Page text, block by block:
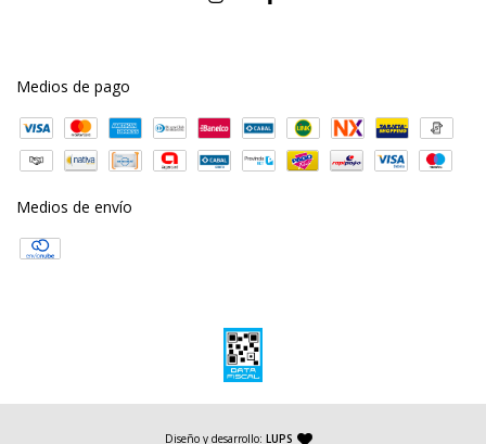
Medios de pago
Medios de envío
Diseño y desarrollo: LUPS — agencia de diseño y desarrollo web